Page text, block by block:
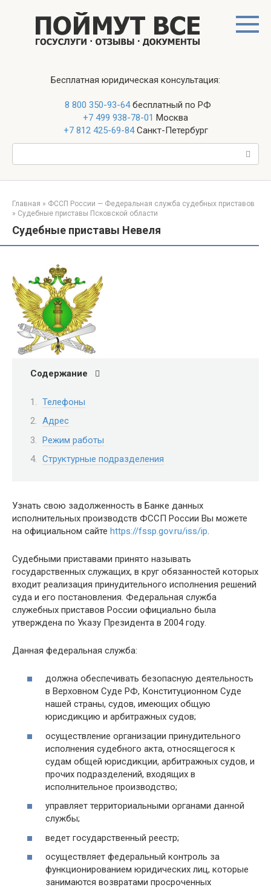
Бесплатная юридическая консультация:
8 800 350-93-64бесплатный по РФ
+7 499 938-78-01 Москва
+7 812 425-69-84Санкт-Петербург
Главная » ФССП России — Федеральная служба судебных приставов
» Судебные приставы Псковской области
Судебные приставы Невеля
Содержание
Телефоны
Адрес
Режим работы
Структурные подразделения
Узнать свою задолженность в Банке данных
исполнительных производств ФССП России Вы можете
на официальном сайте https://fssp.gov.ru/iss/ip
Судебными приставами принято называть
государственных служащих, в круг обязанностей которых
входит реализация принудительного исполнения решений
суда и его постановления. Федеральная служба
служебных приставов России официально была
утверждена по Указу Президента в 2004 году.
Данная федеральная служба:
должна обеспечивать безопасную деятельность
в Верховном Суде РФ, Конституционном Суде
нашей страны, судов, имеющих общую
юрисдикцию и арбитражных судов;
осуществление организации принудительного
исполнения судебного акта, относящегося к
судам общей юрисдикции, арбитражных судов, и
прочих подразделений, входящих в
исполнительное производство;
управляет территориальными органами данной
службы;
ведет государственный реестр;
осуществляет федеральный контроль за
функционированием юридических лиц, которые
занимаются возвратами просроченных